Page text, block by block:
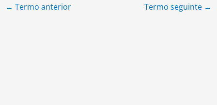
← Termo anterior Termo seguinte →